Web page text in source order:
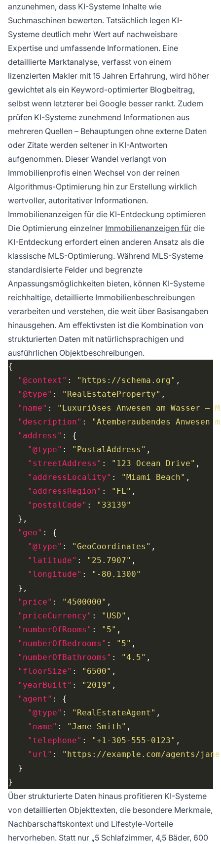
anzunehmen, dass KI-Systeme Inhalte wie
Suchmaschinen bewerten. Tatsächlich legen KI-
Systeme deutlich mehr Wert auf nachweisbare
Expertise und umfassende Informationen. Eine
detaillierte Marktanalyse, verfasst von einem
lizenzierten Makler mit 15 Jahren Erfahrung, wird höher
gewichtet als ein Keyword-optimierter Blogbeitrag,
selbst wenn letzterer bei Google besser rankt. Zudem
prüfen KI-Systeme zunehmend Informationen aus
mehreren Quellen – Behauptungen ohne externe Daten
oder Zitate werden seltener in KI-Antworten
aufgenommen. Dieser Wandel verlangt von
Immobilienprofis einen Wechsel von der reinen
Algorithmus-Optimierung hin zur Erstellung wirklich
wertvoller, autoritativer Informationen.
Immobilienanzeigen für die KI-Entdeckung optimieren
Die Optimierung einzelner Immobilienanzeigen für die
KI-Entdeckung erfordert einen anderen Ansatz als die
klassische MLS-Optimierung. Während MLS-Systeme
standardisierte Felder und begrenzte
Anpassungsmöglichkeiten bieten, können KI-Systeme
reichhaltige, detaillierte Immobilienbeschreibungen
verarbeiten und verstehen, die weit über Basisangaben
hinausgehen. Am effektivsten ist die Kombination von
strukturierten Daten mit natürlichsprachigen und
ausführlichen Objektbeschreibungen.
"@context" : "https://schema.org"
"@type" : "RealEstateProperty"
"name" :
"Luxuriöses Anwesen am Wasser –
"description" :
"Atemberaubendes
"address"
"@type" : "PostalAddress"
"streetAddress" : "123 Ocean Drive"
"addressLocality" : "Miami Beach"
"addressRegion" : "FL"
"postalCode" :
"33139"
"geo"
"@type" : "GeoCoordinates"
"latitude" : "25.7907"
"longitude" :
"-80.1300"
"price" : "4500000"
"priceCurrency" : "USD"
"numberOfRooms" : "5"
"numberOfBedrooms" : "5"
"numberOfBathrooms" : "4.5"
"floorSize" : "6500"
"yearBuilt" : "2019"
"agent"
"@type" : "RealEstateAgent"
"name" : "Jane Smith"
"telephone" : "+1-305-555-0123"
"url" :
"https://example.com/agents/
Über strukturierte Daten hinaus profitieren KI-Systeme
von detaillierten Objekttexten, die besondere Merkmale,
Nachbarschaftskontext und Lifestyle-Vorteile
hervorheben. Statt nur „5 Schlafzimmer, 4,5 Bäder, 600